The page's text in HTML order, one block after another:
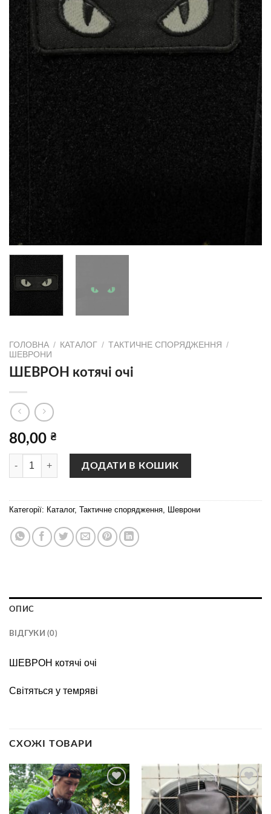
ГОЛОВНА / КАТАЛОГ / ТАКТИЧНЕ СПОРЯДЖЕННЯ
/
ШЕВРОНИ
ШЕВРОН котячi очi
80,00 ₴
ШЕВРОН котячi очi кількість
ДОДАТИ В КОШИК
Категорії: Каталог, Тактичне спорядження Шеврони
ОПИС
ВІДГУКИ (0)
ШЕВРОН котячi очi
Свiтяться у темрявi
СХОЖІ ТОВАРИ
В
избранное
В
избранное